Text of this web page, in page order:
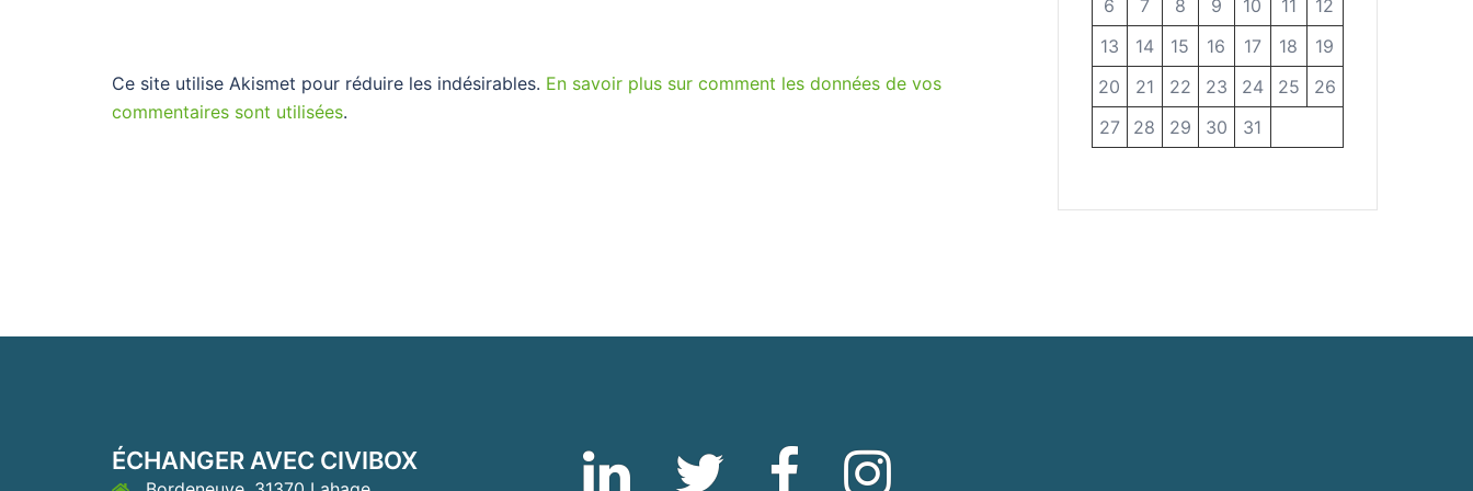
Ce site utilise Akismet pour réduire les indésirables. En savoir plus sur comment les données de vos
commentaires sont utilisées.
6
7 8 9 10 11
12
13
14 15 16 17 18
19
20
21 22 23 24 25
26
27
28 29 30 31
ÉCHANGER AVEC CIVIBOX Linkedin Twitter Instagram